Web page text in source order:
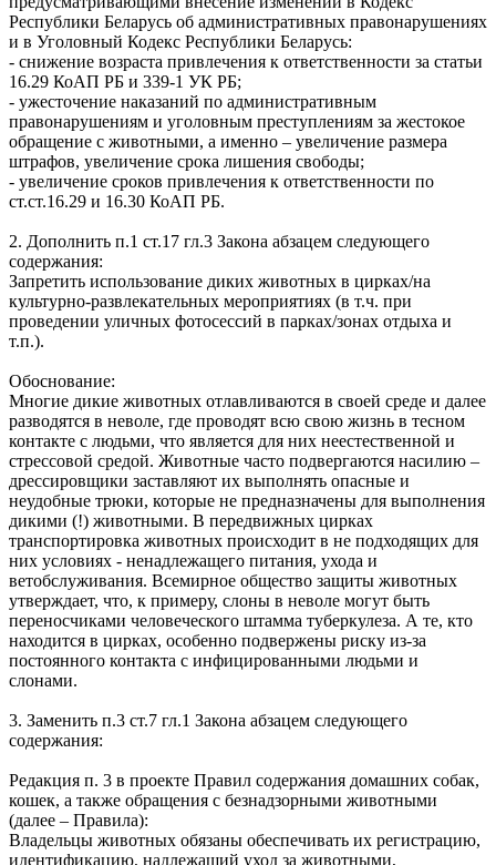
Республики Беларусь об административных правонарушениях
и в Уголовный Кодекс Республики Беларусь:
- снижение возраста привлечения к ответственности за статьи
16.29 КоАП РБ и 339-1 УК РБ;
- ужесточение наказаний по административным
правонарушениям и уголовным преступлениям за жестокое
обращение с животными, а именно – увеличение размера
штрафов, увеличение срока лишения свободы;
- увеличение сроков привлечения к ответственности по
ст.ст.16.29 и 16.30 КоАП РБ.
2. Дополнить п.1 ст.17 гл.3 Закона абзацем следующего
содержания:
Запретить использование диких животных в цирках/на
культурно-развлекательных мероприятиях (в т.ч. при
проведении уличных фотосессий в парках/зонах отдыха и
т.п.).
Обоснование:
Многие дикие животных отлавливаются в своей среде и далее
разводятся в неволе, где проводят всю свою жизнь в тесном
контакте с людьми, что является для них неестественной и
стрессовой средой. Животные часто подвергаются насилию –
дрессировщики заставляют их выполнять опасные и
неудобные трюки, которые не предназначены для выполнения
дикими (!) животными. В передвижных цирках
транспортировка животных происходит в не подходящих для
них условиях - ненадлежащего питания, ухода и
ветобслуживания. Всемирное общество защиты животных
утверждает, что, к примеру, слоны в неволе могут быть
переносчиками человеческого штамма туберкулеза. А те, кто
находится в цирках, особенно подвержены риску из-за
постоянного контакта с инфицированными людьми и
слонами.
3. Заменить п.3 ст.7 гл.1 Закона абзацем следующего
содержания:
Редакция п. 3 в проекте Правил содержания домашних собак,
кошек, а также обращения с безнадзорными животными
(далее – Правила):
Владельцы животных обязаны обеспечивать их регистрацию,
идентификацию, надлежащий уход за животными,